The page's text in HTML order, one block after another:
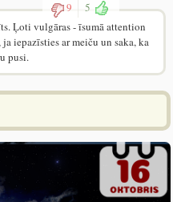
9
5
Ļoti vulgāras - īsumā attention
iepazīsties ar meiču un saka, ka
pusi.